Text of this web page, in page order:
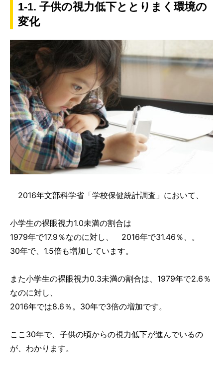
1-1. 子供の視力低下ととりまく環境の
変化
2016年文部科学省「学校保健統計調査」において、
小学生の裸眼視力1.0未満の割合は
1979年で17.9％なのに対し、 2016年で31.46％、。
30年で、1.5倍も増加しています。
また小学生の裸眼視力0.3未満の割合は、1979年で2.6％
なのに対し、
2016年では8.6％。30年で3倍の増加です。
ここ30年で、子供の頃からの視力低下が進んでいるの
が、わかります。